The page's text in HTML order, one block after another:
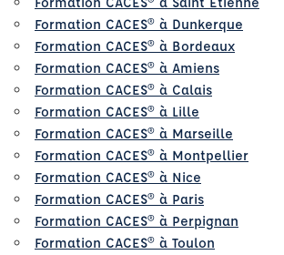
Formation CACES® à Dunkerque
Formation CACES® à Bordeaux
Formation CACES® à Amiens
Formation CACES® à Calais
Formation CACES® à Lille
Formation CACES® à Marseille
Formation CACES® à Montpellier
Formation CACES® à Nice
Formation CACES® à Paris
Formation CACES® à Perpignan
Formation CACES® à Toulon